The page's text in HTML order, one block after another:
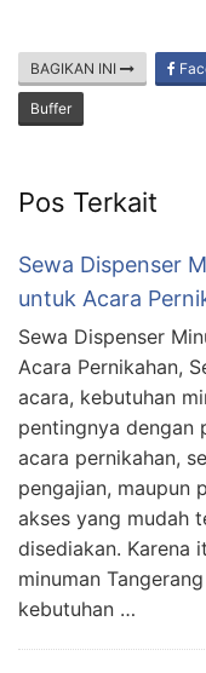
BAGIKAN INI
Buffer
Pos Terkait
Sewa Dispenser
untuk Acara
Sewa Dispenser
Acara Pernikahan,
acara, kebutuhan
pentingnya dengan
acara pernikahan,
pengajian, maupun
akses yang mudah
disediakan. Karena
minuman
kebutuhan …